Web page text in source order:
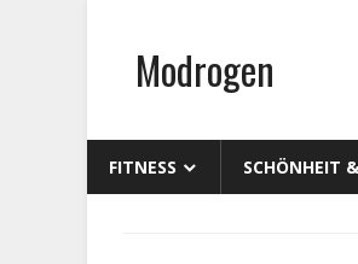
springenModrogen
FITNESS SCHÖNHEIT